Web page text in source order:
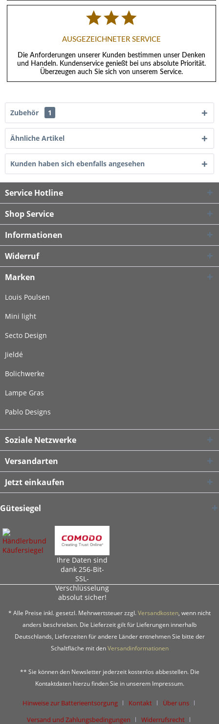
AUSGEZEICHNETER SERVICE
Die Anforderungen unserer Kunden bestimmen unser Denken
und Handeln. Kundenservice genießt bei uns absolute Priorität.
Überzeugen auch Sie sich von unserem Service.
Zubehör 1
Ähnliche Artikel
Kunden haben sich ebenfalls angesehen
Service Hotline
Shop Service
Informationen
Widerruf
Marken
Louis Poulsen
Mini light
Secto Design
Jieldé
Bolichwerke
Lampe Gras
Pablo Designs
Soziale Netzwerke
Versandarten
Jetzt einkaufen
Gütesiegel
Ihre Daten sind
dank 256-Bit-
SSL-
Verschlüsselung
absolut sicher!
* Alle Preise inkl. gesetzl. Mehrwertsteuer zzgl.Versandkosten, wenn nicht
anders beschrieben. Die Lieferzeit gilt für Lieferungen innerhalb
Deutschlands, Lieferzeiten für andere Länder entnehmen Sie bitte der
Schaltfläche mit denVersandinformationen
** Sie können den Newsletter jederzeit kostenlos abbestellen. Die
Kontaktdaten hierzu finden Sie in unserem Impressum.
Hinweise zur Batterieentsorgung Kontakt
Über uns
Versand und Zahlungsbedingungen
Widerrufsrecht